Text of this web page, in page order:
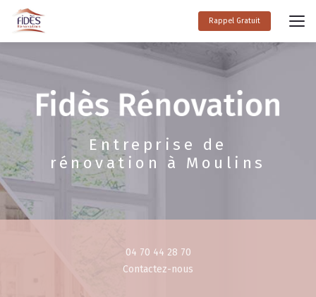
Aller
contenu
Rappel Gratuit
Entreprise de
rénovation à Moulins
04 70 44 28 70
Contactez-nous